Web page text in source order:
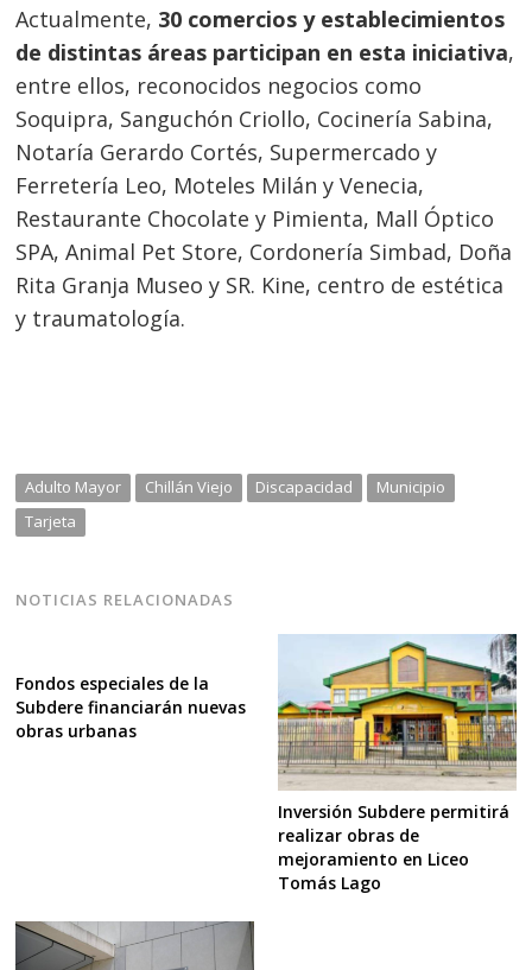
Actualmente, 30 comercios y establecimientos
de distintas áreas participan en esta iniciativa,
entre ellos, reconocidos negocios como
Soquipra, Sanguchón Criollo, Cocinería Sabina,
Notaría Gerardo Cortés, Supermercado y
Ferretería Leo, Moteles Milán y Venecia,
Restaurante Chocolate y Pimienta, Mall Óptico
SPA, Animal Pet Store, Cordonería Simbad, Doña
Rita Granja Museo y SR. Kine, centro de estética
y traumatología.
Adulto Mayor Chillán Viejo Discapacidad
Municipio
Tarjeta
NOTICIAS RELACIONADAS
Fondos especiales de la
Subdere financiarán nuevas
obras urbanas
Inversión Subdere permitirá
realizar obras de
mejoramiento en Liceo
Tomás Lago